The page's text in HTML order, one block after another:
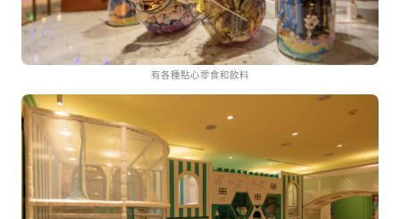
有各種點心零食和飲料